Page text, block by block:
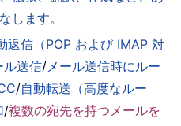
します。
返信（POP および IMAP 対
ル送信/ メール送信時にルー
/自動転送（高度なルー
/複数の宛先を持つメールを